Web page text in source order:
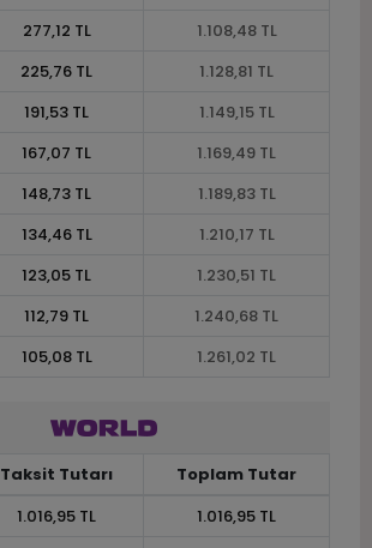
277,12 TL
1.108,48 TL
225,76 TL
1.128,81 TL
191,53 TL
1.149,15 TL
167,07 TL
1.169,49 TL
148,73 TL
1.189,83 TL
134,46 TL
1.210,17 TL
123,05 TL
1.230,51 TL
112,79 TL
1.240,68 TL
105,08 TL 1.261,02 TL
Taksit Tutarı
Toplam Tutar
1.016,95 TL
1.016,95 TL